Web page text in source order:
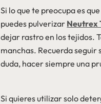
Si lo que te preocupa es
puedes pulverizar Neutrex
dejar rastro en los tejidos.
manchas. Recuerda seguir
duda, hacer siempre una
Si quieres utilizar solo